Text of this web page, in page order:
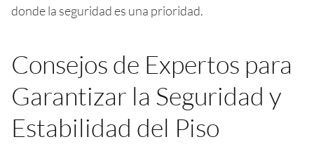
donde la seguridad es una prioridad.
Consejos de Expertos para
Garantizar la Seguridad y
Estabilidad del Piso